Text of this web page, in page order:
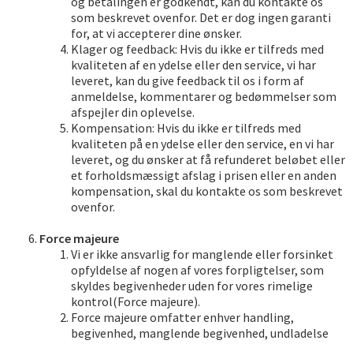
som beskrevet ovenfor. Det er dog ingen garanti
for, at vi accepterer dine ønsker.
Klager og feedback: Hvis du ikke er tilfreds med
kvaliteten af en ydelse eller den service, vi har
leveret, kan du give feedback til os i form af
anmeldelse, kommentarer og bedømmelser som
afspejler din oplevelse.
Kompensation: Hvis du ikke er tilfreds med
kvaliteten på en ydelse eller den service, en vi har
leveret, og du ønsker at få refunderet beløbet eller
et forholdsmæssigt afslag i prisen eller en anden
kompensation, skal du kontakte os som beskrevet
ovenfor.
Force majeure
Vi er ikke ansvarlig for manglende eller forsinket
opfyldelse af nogen af vores forpligtelser, som
skyldes begivenheder uden for vores rimelige
kontrol(Force majeure).
Force majeure omfatter enhver handling,
begivenhed, manglende begivenhed, undladelse